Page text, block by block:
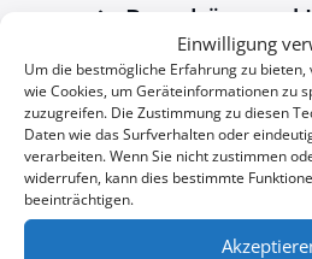
Einwilligung
Um die bestmögliche Erfahrung zu
wie Cookies, um Geräteinformationen zu
zuzugreifen. Die Zustimmung zu diesen
Daten wie das Surfverhalten oder
verarbeiten. Wenn Sie nicht zustimmen
widerrufen, kann dies bestimmte
beeinträchtigen.
Broschüre und
herunterladen